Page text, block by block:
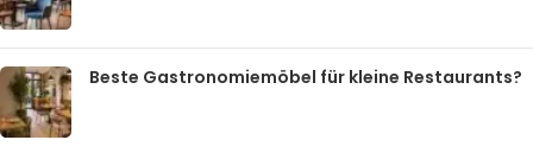
Beste Gastronomiemöbel für kleine Restaurants?